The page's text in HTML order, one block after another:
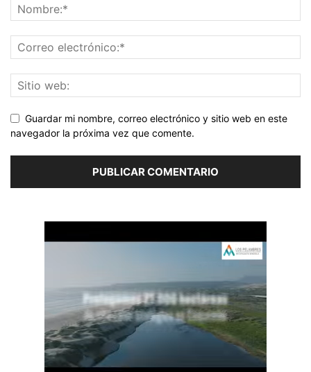
Guardar mi nombre, correo electrónico y sitio web en este
navegador la próxima vez que comente.